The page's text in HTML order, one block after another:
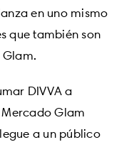
en uno mismo
que también son
DIVVA a
Glam
a un público